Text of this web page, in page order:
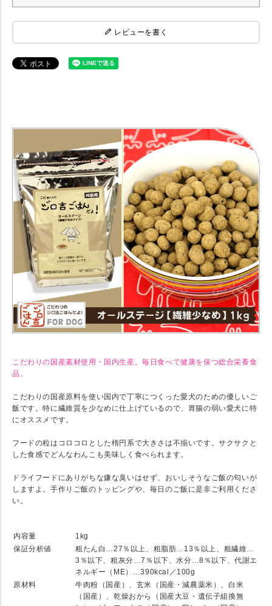
レビューを書く
こだわりの国産素材使用・国内生産。毎日食べて健康を保つ総合栄養食
品。
こだわりの国産原料を使い国内で丁寧につくった愛犬のための優しいご
飯です。特に繊維質を少なめに仕上げているので、胃腸の弱い愛犬に特
にオススメです。
フードの粒はコロコロとした楕円系で大きさは不揃いです。サクサクと
した食感でどんなわんこも美味しく食べられます。
ドライフードにありがちな嫌な臭いはせず、おいしそうなご飯の匂いが
しますよ。手作りご飯のトッピングや、毎日のご飯に是非ご利用くださ
い。
内容量
1kg
保証分析値
粗たん白…27％以上、粗脂肪…13％以上、粗繊維…
3％以下、粗灰分…7％以下、水分…8％以下、代謝エ
ネルギー（ME）…390kcal／100g
原材料
牛肉粉（国産）、玄米（国産・減農薬米）、白米
（国産）、乾燥おから（国産大豆・遺伝子組換無